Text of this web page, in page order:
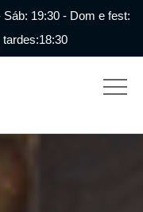
19:30 - Dom e fest: